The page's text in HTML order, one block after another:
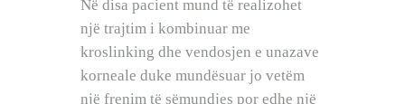
Në disa pacient mund të realizohet
një trajtim i kombinuar me
kroslinking dhe vendosjen e unazave
korneale duke mundësuar jo vetëm
një frenim të sëmundjes por edhe një